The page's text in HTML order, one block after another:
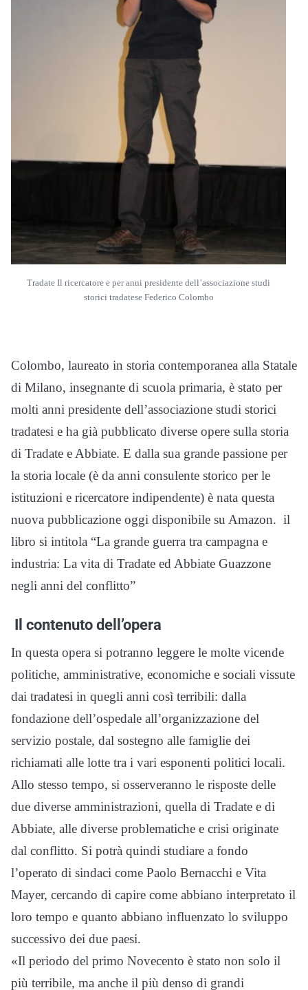
Tradate Il ricercatore e per anni presidente dell’associazione studi
storici tradatese Federico Colombo
Colombo, laureato in storia contemporanea alla Statale
di Milano, insegnante di scuola primaria, è stato per
molti anni presidente dell’associazione studi storici
tradatesi e ha già pubblicato diverse opere sulla storia
di Tradate e Abbiate. E dalla sua grande passione per
la storia locale (è da anni consulente storico per le
istituzioni e ricercatore indipendente) è nata questa
nuova pubblicazione oggi disponibile su Amazon. il
libro si intitola “La grande guerra tra campagna e
industria: La vita di Tradate ed Abbiate Guazzone
negli anni del conflitto”
Il contenuto dell’opera
In questa opera si potranno leggere le molte vicende
politiche, amministrative, economiche e sociali vissute
dai tradatesi in quegli anni così terribili: dalla
fondazione dell’ospedale all’organizzazione del
servizio postale, dal sostegno alle famiglie dei
richiamati alle lotte tra i vari esponenti politici locali.
Allo stesso tempo, si osserveranno le risposte delle
due diverse amministrazioni, quella di Tradate e di
Abbiate, alle diverse problematiche e crisi originate
dal conflitto. Si potrà quindi studiare a fondo
l’operato di sindaci come Paolo Bernacchi e Vita
Mayer, cercando di capire come abbiano interpretato il
loro tempo e quanto abbiano influenzato lo sviluppo
successivo dei due paesi.
«Il periodo del primo Novecento è stato non solo il
più terribile, ma anche il più denso di grandi